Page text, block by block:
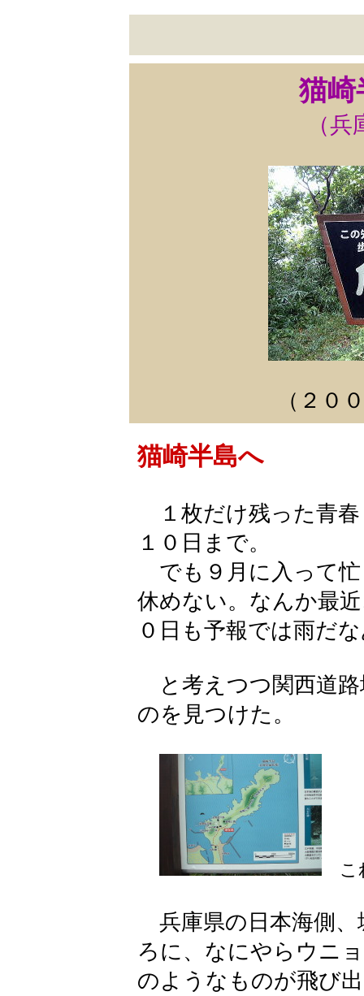
猫崎
（
（２０
猫崎半島へ
１枚だけ残った青春
１０日まで。
でも９月に入って忙
休めない。なんか最
０日も予報では雨だ
と考えつつ関西道路
のを見つけた。
こ
兵庫県の日本海側、
ろに、なにやらウニ
のようなものが飛び